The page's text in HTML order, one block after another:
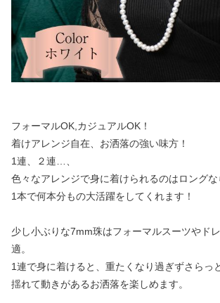
フォーマルOK,カジュアルOK！
着けアレンジ自在、お洒落の強い味方！
1連、２連…、
色々なアレンジで身に着けられるのはロングな
1本で何本分もの大活躍をしてくれます！
少し小ぶりな7mm珠はフォーマルスーツやド
適。
1連で身に着けると、重たくなり過ぎずさらっ
揺れて動きがあるお洒落を楽しめます。